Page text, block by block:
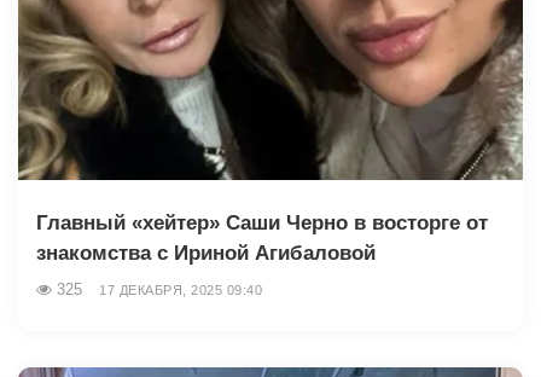
Главный «хейтер» Саши Черно в восторге от
знакомства с Ириной Агибаловой
325 17 ДЕКАБРЯ, 2025 09:40